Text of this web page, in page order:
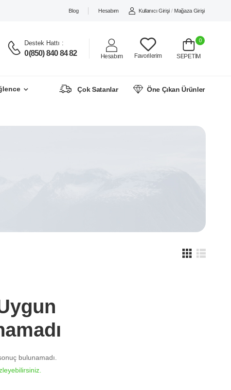
Blog Hesabım Kullanıcı Girişi / Mağaza Girişi
Destek Hattı :
0(850) 840 84 82 Hesabım Favorilerim
0
SEPETİM
Çok Satanlar Öne Çıkan Ürünler
bulunamadı.